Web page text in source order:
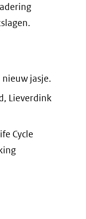
nieuw jasje.
Lieverdink
Cycle